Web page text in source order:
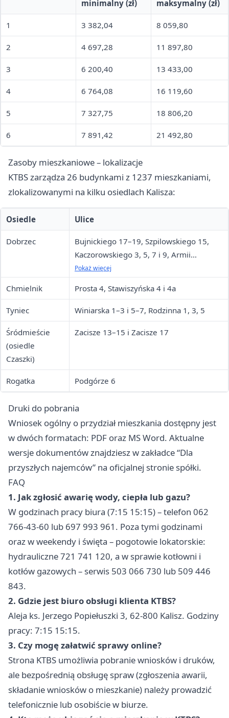
minimalny (zł) maksymalny (zł)
1 3 382,04 8 059,80
2 4 697,28 11 897,80
3 6 200,40 13 433,00
4 6 764,08 16 119,60
5 7 327,75 18 806,20
6 7 891,42 21 492,80
Zasoby mieszkaniowe – lokalizacje
KTBS zarządza 26 budynkami z 1237 mieszkaniami,
zlokalizowanymi na kilku osiedlach Kalisza:
Osiedle Ulice
Dobrzec
Bujnickiego 17–19, Szpilowskiego 15,
Kaczorowskiego 3, 5, 7 i 9, Armii
Krajowej 37, 39 i 41, Popiełuszki 3, 4 i 5,
Wyszyńskiego 49 i 51
Pokaż więcej
Chmielnik Prosta 4, Stawiszyńska 4 i 4a
Tyniec Winiarska 1–3 i 5–7, Rodzinna 1, 3, 5
Śródmieście
(osiedle
Czaszki)
Zacisze 13–15 i Zacisze 17
Rogatka Podgórze 6
Druki do pobrania
Wniosek ogólny o przydział mieszkania dostępny jest
w dwóch formatach: PDF oraz MS Word. Aktualne
wersje dokumentów znajdziesz w zakładce “Dla
przyszłych najemców” na oficjalnej stronie spółki.
FAQ
1. Jak zgłosić awarię wody, ciepła lub gazu?
W godzinach pracy biura (7:15 15:15) – telefon 062
766-43-60 lub 697 993 961. Poza tymi godzinami
oraz w weekendy i święta – pogotowie lokatorskie:
hydrauliczne 721 741 120, a w sprawie kotłowni i
kotłów gazowych – serwis 503 066 730 lub 509 446
843.
2. Gdzie jest biuro obsługi klienta KTBS?
Aleja ks. Jerzego Popiełuszki 3, 62-800 Kalisz. Godziny
pracy: 7:15 15:15.
3. Czy mogę załatwić sprawy online?
Strona KTBS umożliwia pobranie wniosków i druków,
ale bezpośrednią obsługę spraw (zgłoszenia awarii,
składanie wniosków o mieszkanie) należy prowadzić
telefonicznie lub osobiście w biurze.